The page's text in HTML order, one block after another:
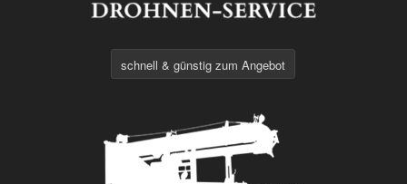
schnell & günstig zum Angebot